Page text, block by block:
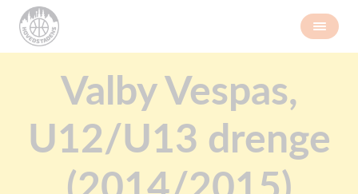
Valby Vespas,
U12/U13 drenge